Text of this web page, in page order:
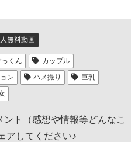
無料動画
っくん
カップル
ン ハメ撮り
巨乳
ト（感想や情報等どんなこ
アしてください♪